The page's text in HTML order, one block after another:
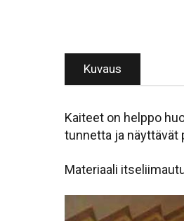
Kuvaus
Kaiteet on helppo
tunnetta ja näyttävät
Materiaali